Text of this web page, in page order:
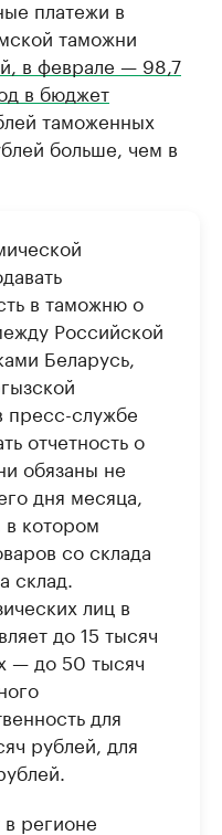
платежи в
таможни
в феврале — 98,7
в бюджет
таможенных
больше, чем в
в таможню о
Российской
Беларусь,
пресс-службе
отчетность о
обязаны не
дня месяца,
котором
со склада
склад.
лиц в
до 15 тысяч
— до 50 тысяч
для
рублей, для
регионе